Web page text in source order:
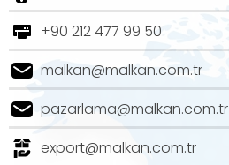
+90 212 477 99 50
malkan@malkan.com.tr
pazarlama@malkan.com.tr
export@malkan.com.tr